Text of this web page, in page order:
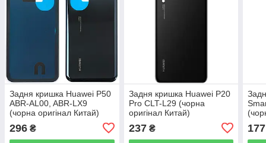
Задня кришка Huawei P50
ABR-AL00, ABR-LX9
(чорна оригінал Китай)
296 ₴
Задня кришка Huawei P20
Pro CLT-L29 (чорна
оригінал Китай)
237₴ 177